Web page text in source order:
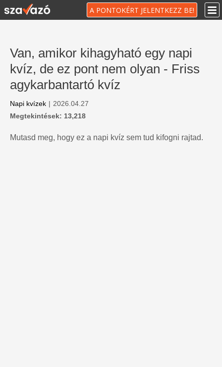
A PONTOKÉRT JELENTKEZZ BE!
Van, amikor kihagyható egy napi
kvíz, de ez pont nem olyan - Friss
agykarbantartó kvíz
Napi kvízek | 2026.04.27
Megtekintések: 13,218
Mutasd meg, hogy ez a napi kvíz sem tud kifogni rajtad.